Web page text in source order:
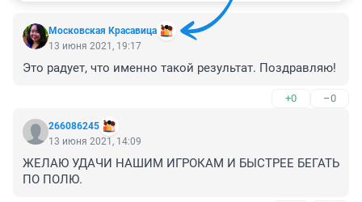
Московская Красавица
13 июня 2021, 19:17
Это радует, что именно такой результат. Поздравляю!
+0 –0
266086245
13 июня 2021, 14:09
ЖЕЛАЮ УДАЧИ НАШИМ ИГРОКАМ И БЫСТРЕЕ БЕГАТЬ
ПО ПОЛЮ.